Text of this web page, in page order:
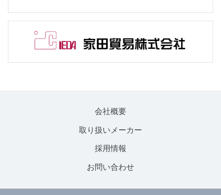
会社概要
取り扱いメーカー
採用情報
お問い合わせ